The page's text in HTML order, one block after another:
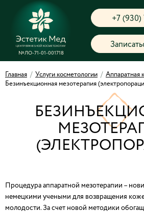
+7 (930)
№ЛО-71-01-001718
Главная / Услуги косметологии / Аппаратная
Безинъекционная мезотерапия
Процедура аппаратной мезотерапии –
немецкими учеными для возвращения
молодости. За счет новой методики